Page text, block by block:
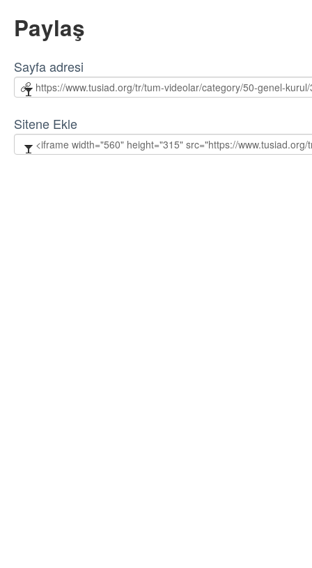
Paylaş
Sayfa adresi
Sitene Ekle